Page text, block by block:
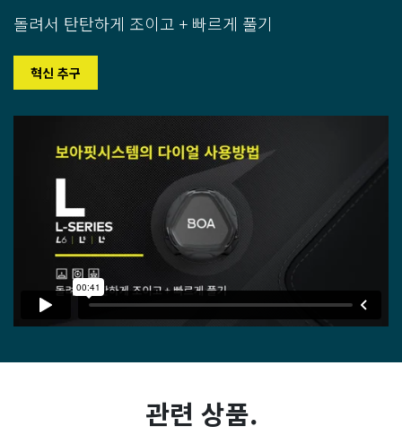
돌려서 탄탄하게 조이고 + 빠르게 풀기
혁신 추구
관련 상품.